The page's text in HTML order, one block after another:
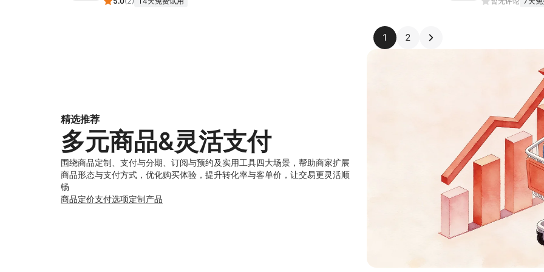
1 2
精选推荐
多元商品&灵活支付
围绕商品定制、支付与分期、订阅与预约及实用工具四大场景，帮助商家扩展
商品形态与支付方式，优化购买体验，提升转化率与客单价，让交易更灵活顺
畅
商品定价支付选项定制产品